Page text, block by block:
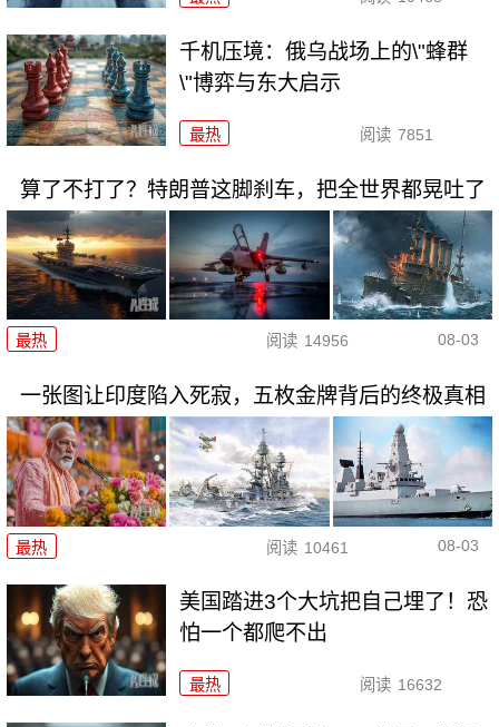
千机压境：俄乌战场上的\"蜂群
\"博弈与东大启示
最热 阅读 7851
算了不打了？特朗普这脚刹车，把全世界都晃吐了
最热 阅读 14956 08-03
一张图让印度陷入死寂，五枚金牌背后的终极真相
最热 阅读 10461 08-03
美国踏进3个大坑把自己埋了！恐
怕一个都爬不出
最热 阅读 16632